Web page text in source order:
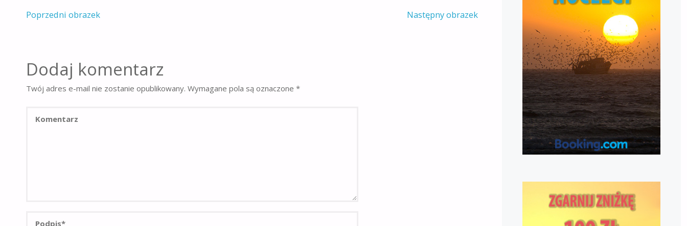
Poprzedni obrazek Następny obrazek
Dodaj komentarz
Twój adres e-mail nie zostanie opublikowany. Wymagane pola są oznaczone*